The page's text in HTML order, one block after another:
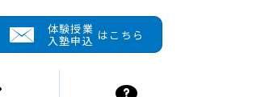
体験授業
入塾申込 はこちら